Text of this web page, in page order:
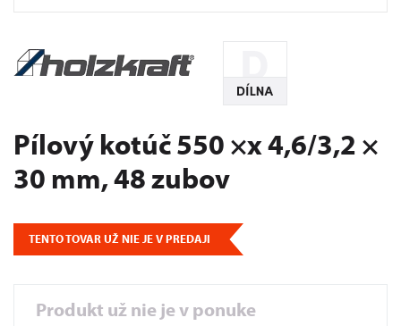
Pílový kotúč 550 ×x 4,6/3,2 ×
30 mm, 48 zubov
TENTO TOVAR UŽ NIE JE V PREDAJI
Produkt už nie je v ponuke